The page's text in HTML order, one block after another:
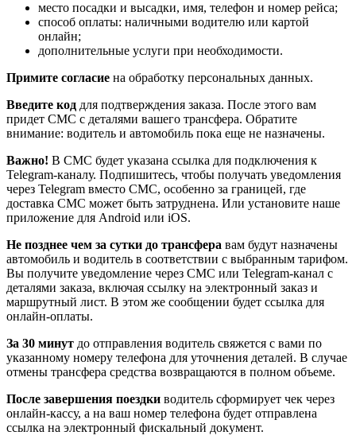
место посадки и высадки, имя, телефон и номер рейса;
способ оплаты: наличными водителю или картой
онлайн;
дополнительные услуги при необходимости.
Примите согласие на обработку персональных данных.
Введите код для подтверждения заказа. После этого вам
придет СМС с деталями вашего трансфера. Обратите
внимание: водитель и автомобиль пока еще не назначены.
Важно! В СМС будет указана ссылка для подключения к
Telegram-каналу. Подпишитесь, чтобы получать уведомления
через Telegram вместо СМС, особенно за границей, где
доставка СМС может быть затруднена. Или установите наше
приложение для Android или iOS.
Не позднее чем за сутки до трансфера вам будут назначены
автомобиль и водитель в соответствии с выбранным тарифом.
Вы получите уведомление через СМС или Telegram-канал с
деталями заказа, включая ссылку на электронный заказ и
маршрутный лист. В этом же сообщении будет ссылка для
онлайн-оплаты.
За 30 минут до отправления водитель свяжется с вами по
указанному номеру телефона для уточнения деталей. В случае
отмены трансфера средства возвращаются в полном объеме.
После завершения поездки водитель сформирует чек через
онлайн-кассу, а на ваш номер телефона будет отправлена
ссылка на электронный фискальный документ.